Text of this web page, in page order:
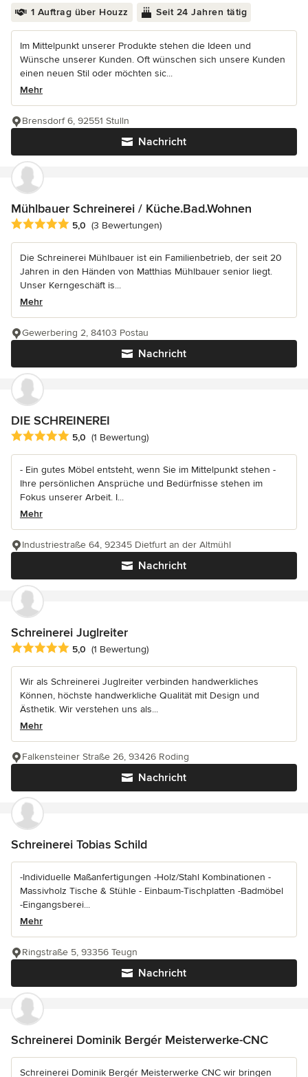
1 Auftrag über Houzz Seit 24 Jahren tätig
Im Mittelpunkt unserer Produkte stehen die Ideen und
Wünsche unserer Kunden. Oft wünschen sich unsere Kunden
einen neuen Stil oder möchten sic...
Mehr
Nachricht
Brensdorf 6, 92551 Stulln
Mühlbauer Schreinerei / Küche.Bad.Wohnen
Durchschnittliche Bewertung: 5 von 5 Sternen
5,0 (3 Bewertungen)
Die Schreinerei Mühlbauer ist ein Familienbetrieb, der seit 20
Jahren in den Händen von Matthias Mühlbauer senior liegt.
Unser Kerngeschäft is...
Mehr
Nachricht
Gewerbering 2, 84103 Postau
DIE SCHREINEREI
Durchschnittliche Bewertung: 5 von 5 Sternen
5,0 (1 Bewertung)
- Ein gutes Möbel entsteht, wenn Sie im Mittelpunkt stehen -
Ihre persönlichen Ansprüche und Bedürfnisse stehen im
Fokus unserer Arbeit. I...
Mehr
Nachricht
Industriestraße 64, 92345 Dietfurt an der Altmühl
Schreinerei Juglreiter
Durchschnittliche Bewertung: 5 von 5 Sternen
5,0 (1 Bewertung)
Wir als Schreinerei Juglreiter verbinden handwerkliches
Können, höchste handwerkliche Qualität mit Design und
Ästhetik. Wir verstehen uns als...
Mehr
Nachricht
Falkensteiner Straße 26, 93426 Roding
Schreinerei Tobias Schild
-Individuelle Maßanfertigungen -Holz/Stahl Kombinationen -
Massivholz Tische & Stühle - Einbaum-Tischplatten -Badmöbel
-Eingangsberei...
Mehr
Nachricht
Ringstraße 5, 93356 Teugn
Schreinerei Dominik Bergér Meisterwerke-CNC
Schreinerei Dominik Bergér Meisterwerke CNC wir bringen